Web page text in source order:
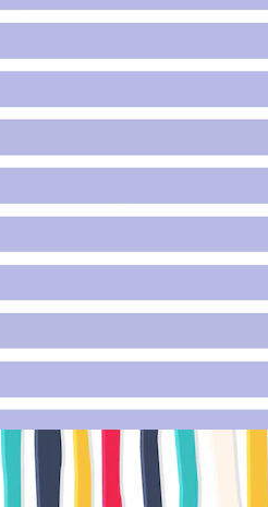
melhor trabalho. Mais de 1 milhão de
e estúdios.
© 2010- Freepik Company S.L.U.